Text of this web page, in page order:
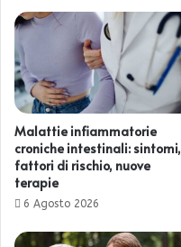
Malattie infiammatorie
croniche intestinali: sintomi,
fattori di rischio, nuove
terapie
6 Agosto 2026